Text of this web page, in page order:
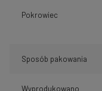
Pokrowiec
Sposób pakowania
Wyprodukowano